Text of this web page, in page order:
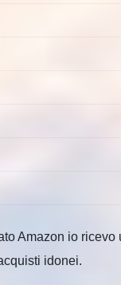
Amazon io ricevo
idonei.